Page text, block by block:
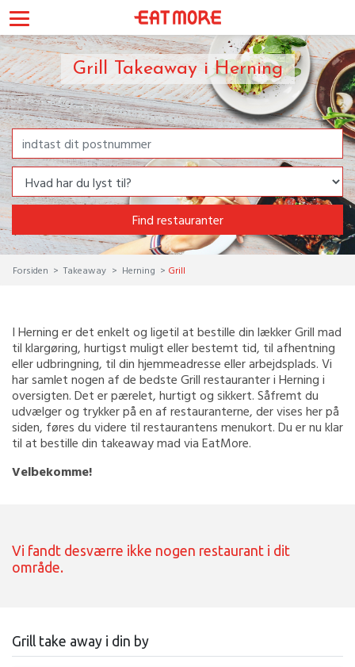
Grill Takeaway i Herning
Find restauranter
Forsiden Takeaway Herning Grill
I Herning er det enkelt og ligetil at bestille din lækker Grill mad
til klargøring, hurtigst muligt eller bestemt tid, til afhentning
eller udbringning, til din hjemmeadresse eller arbejdsplads. Vi
har samlet nogen af de bedste Grill restauranter i Herning i
oversigten. Det er pærelet, hurtigt og sikkert. Såfremt du
udvælger og trykker på en af restauranterne, der vises her på
siden, føres du videre til restaurantens menukort. Du er nu klar
til at bestille din takeaway mad via EatMore.
Velbekomme!
Vi fandt desværre ikke nogen restaurant i dit
område.
Grill take away i din by